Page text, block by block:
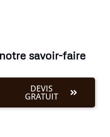
savoir-faire
DEVIS
GRATUIT